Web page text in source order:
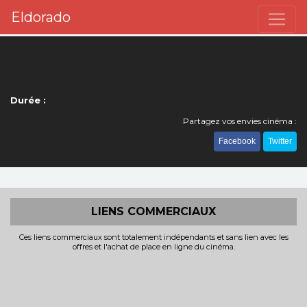
Eldorado
Durée :
Partagez vos envies cinéma :
Facebook Twitter
LIENS COMMERCIAUX
Ces liens commerciaux sont totalement indépendants et sans lien avec les
offres et l'achat de place en ligne du cinéma.